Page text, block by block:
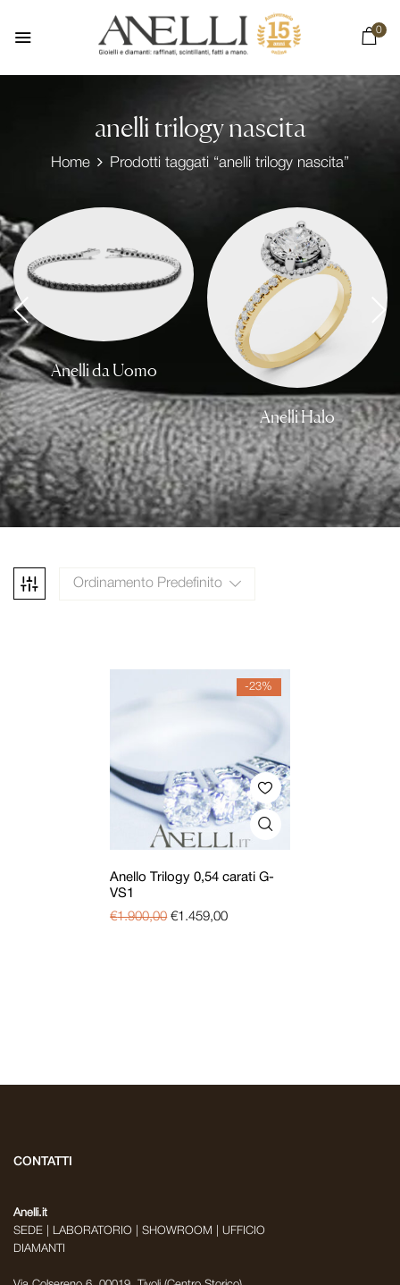
0
anelli trilogy nascita
Home Prodotti taggati “anelli trilogy nascita”
Anelli da Uomo
Anelli Halo
Ordinamento Predefinito
-23%
Anello Trilogy 0,54 carati G-
VS1
€1.900,00 €1.459,00
CONTATTI
Anelli.it
SEDE | LABORATORIO | SHOWROOM | UFFICIO
DIAMANTI